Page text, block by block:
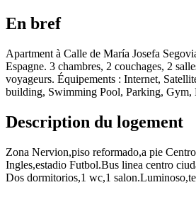
En bref
Apartment à Calle de María Josefa
Espagne. 3 chambres, 2 couchages, 2
voyageurs. Équipements : Internet,
building, Swimming Pool, Parking, Gym,
Description du logement
Zona Nervion,piso reformado,a pie
Ingles,estadio Futbol.Bus linea centro
Dos dormitorios,1 wc,1